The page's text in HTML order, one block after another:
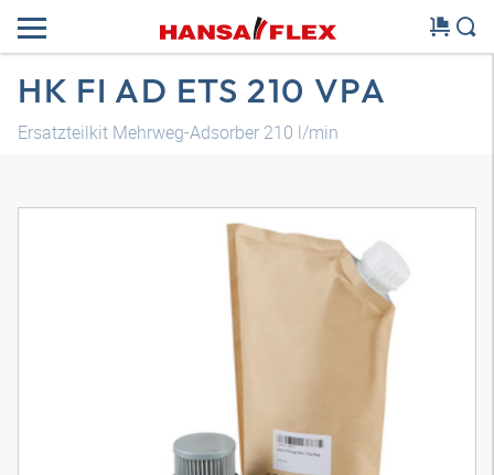
HK FI AD ETS 210 VPA
Ersatzteilkit Mehrweg-Adsorber 210 l/min